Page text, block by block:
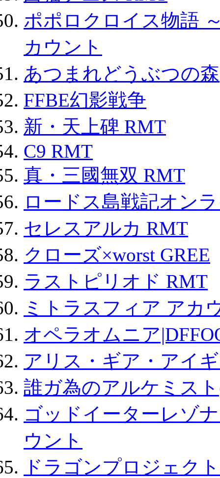
ポポロクロイス物語
カウント
あつまれどうぶつの森
FFBE幻影戦争
新・天上碑 RMT
C9 RMT
真・三國無双 RMT
ロードス島戦記オン
セレスアルカ RMT
クローズ×worst GREE
ラストピリオド RMT
ミトラスフィア アカ
オペラオムニア
アリス・ギア・アイ
誰ガ為のアルケミス
ゴッドイーターレゾ
ウント
ドラゴンプロジェク